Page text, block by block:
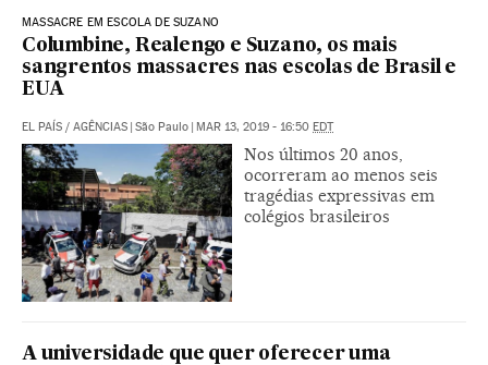
MASSACRE EM ESCOLA DE SUZANO
Columbine, Realengo e Suzano, os mais
sangrentos massacres nas escolas de Brasil e
EUA
EL PAÍS / AGÊNCIAS | São Paulo | MAR 13, 2019 - 16:50 EDT
Nos últimos 20 anos,
ocorreram ao menos seis
tragédias expressivas em
colégios brasileiros
A universidade que quer oferecer uma